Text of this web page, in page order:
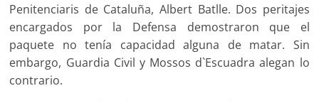
Penitenciaris de Cataluña, Albert Batlle. Dos peritajes
encargados por la Defensa demostraron que el
paquete no tenía capacidad alguna de matar. Sin
embargo, Guardia Civil y Mossos d`Escuadra alegan lo
contrario.